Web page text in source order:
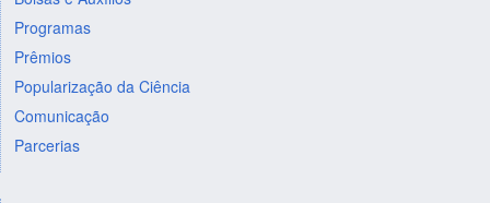
Programas
Prêmios
Popularização da Ciência
Comunicação
Parcerias